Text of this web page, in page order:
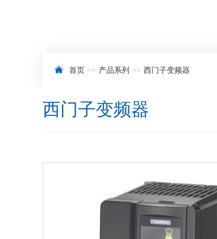
首页 产品系列 西门子变频器
西门子变频器